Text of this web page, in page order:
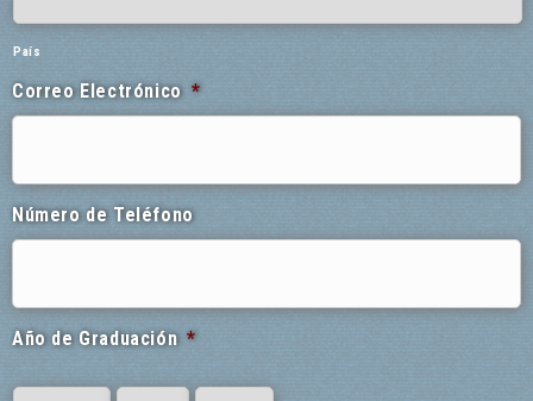
País
Correo Electrónico *
Número de Teléfono
Año de Graduación *
Month Day Year